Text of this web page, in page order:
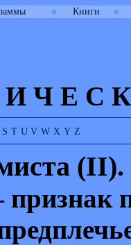
● Книги ●
И Ч Е С К
S T U V W X Y Z
(II).